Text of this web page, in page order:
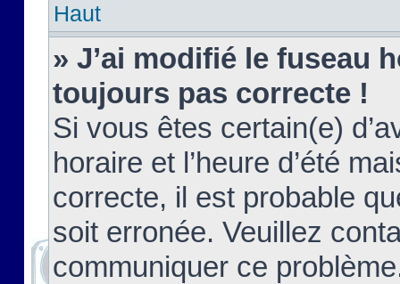
Haut
» J’ai modifié le fuseau
toujours pas correcte !
Si vous êtes certain(e)
horaire et l’heure d’été
correcte, il est probable
soit erronée. Veuillez
communiquer ce